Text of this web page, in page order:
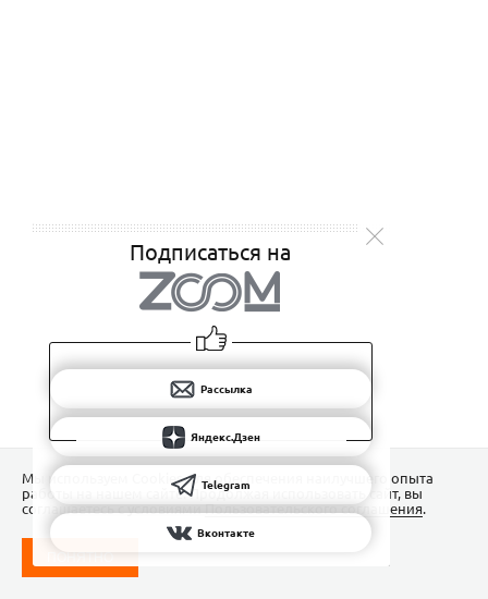
Подписаться на
Рассылка
Яндекс.Дзен
Telegram
Вконтакте
Мы используем Сookies для обеспечения наилучшего опыта
работы на нашем сайте. Продолжая использовать сайт, вы
соглашаетесь с условиямиПользовательского соглашения.
ПОНЯТНО